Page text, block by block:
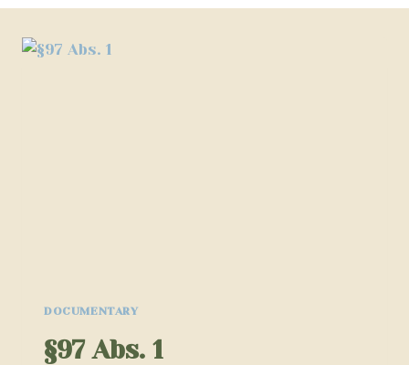
DOCUMENTARY
§97 Abs. 1